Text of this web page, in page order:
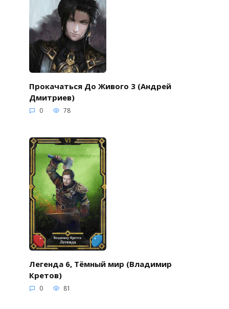
Прокачаться До Живого 3 (Андрей
Дмитриев)
0 78
Легенда 6, Тёмный мир (Владимир
Кретов)
0 81